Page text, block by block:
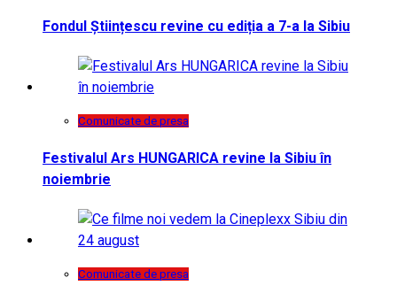
Fondul Științescu revine cu ediția a 7-a la Sibiu
Comunicate de presa
Festivalul Ars HUNGARICA revine la Sibiu în
noiembrie
Comunicate de presa